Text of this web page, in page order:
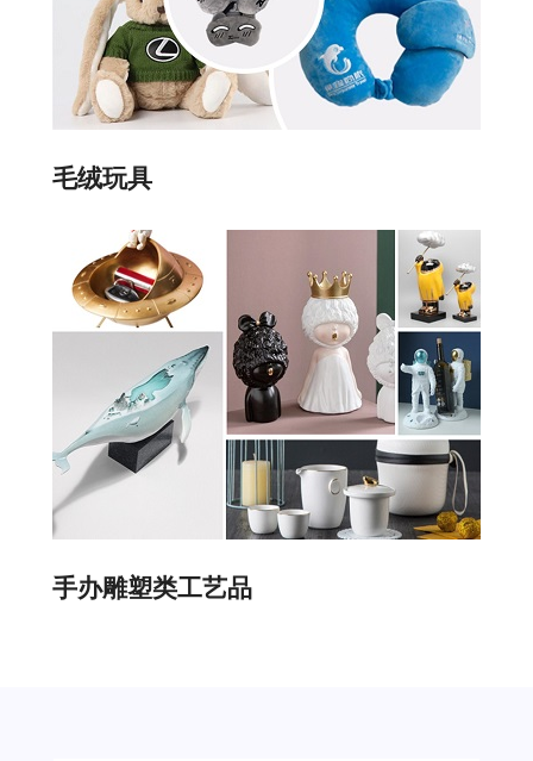
毛绒玩具
手办雕塑类工艺品